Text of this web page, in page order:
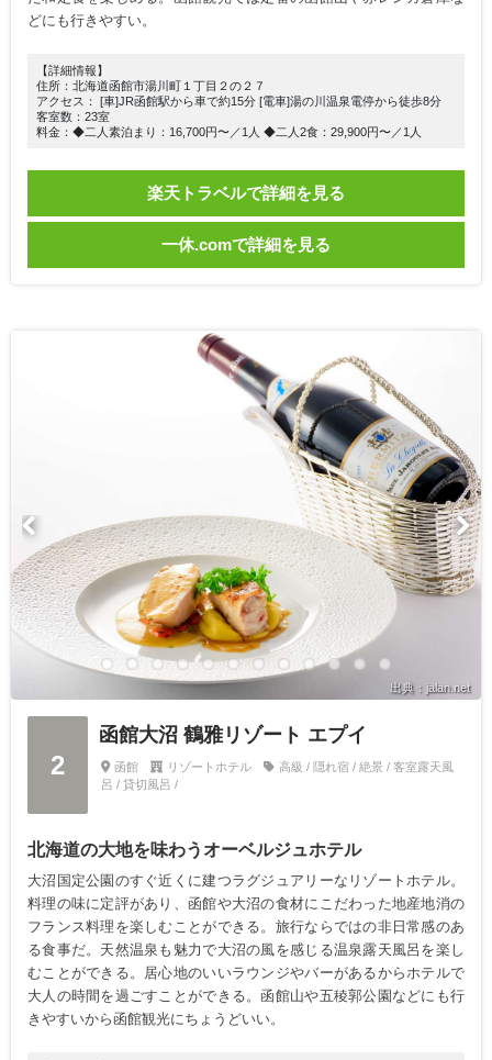
どにも行きやすい。
【詳細情報】
住所：北海道函館市湯川町１丁目２の２７
アクセス： [車]JR函館駅から車で約15分 [電車]湯の川温泉電停から徒歩8分
客室数：23室
料金：◆二人素泊まり：16,700円〜／1人 ◆二人2食：29,900円〜／1人
楽天トラベルで詳細を見る
一休.comで詳細を見る
出典：jalan.net
2
函館大沼 鶴雅リゾート エプイ
函館 リゾートホテル
高級 / 隠れ宿 / 絶景 / 客室露天風
呂 / 貸切風呂 /
北海道の大地を味わうオーベルジュホテル
大沼国定公園のすぐ近くに建つラグジュアリーなリゾートホテル。
料理の味に定評があり、函館や大沼の食材にこだわった地産地消の
フランス料理を楽しむことができる。旅行ならではの非日常感のあ
る食事だ。天然温泉も魅力で大沼の風を感じる温泉露天風呂を楽し
むことができる。居心地のいいラウンジやバーがあるからホテルで
大人の時間を過ごすことができる。函館山や五稜郭公園などにも行
きやすいから函館観光にちょうどいい。